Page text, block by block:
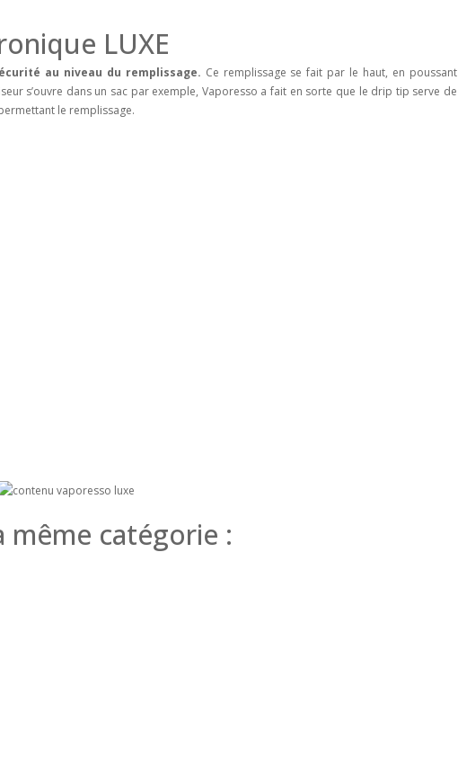
LUXE
au niveau du remplissage. Ce remplissage se fait par le haut, en poussant
s’ouvre dans un sac par exemple, Vaporesso a fait en sorte que le drip tip serve de
le remplissage.
catégorie :